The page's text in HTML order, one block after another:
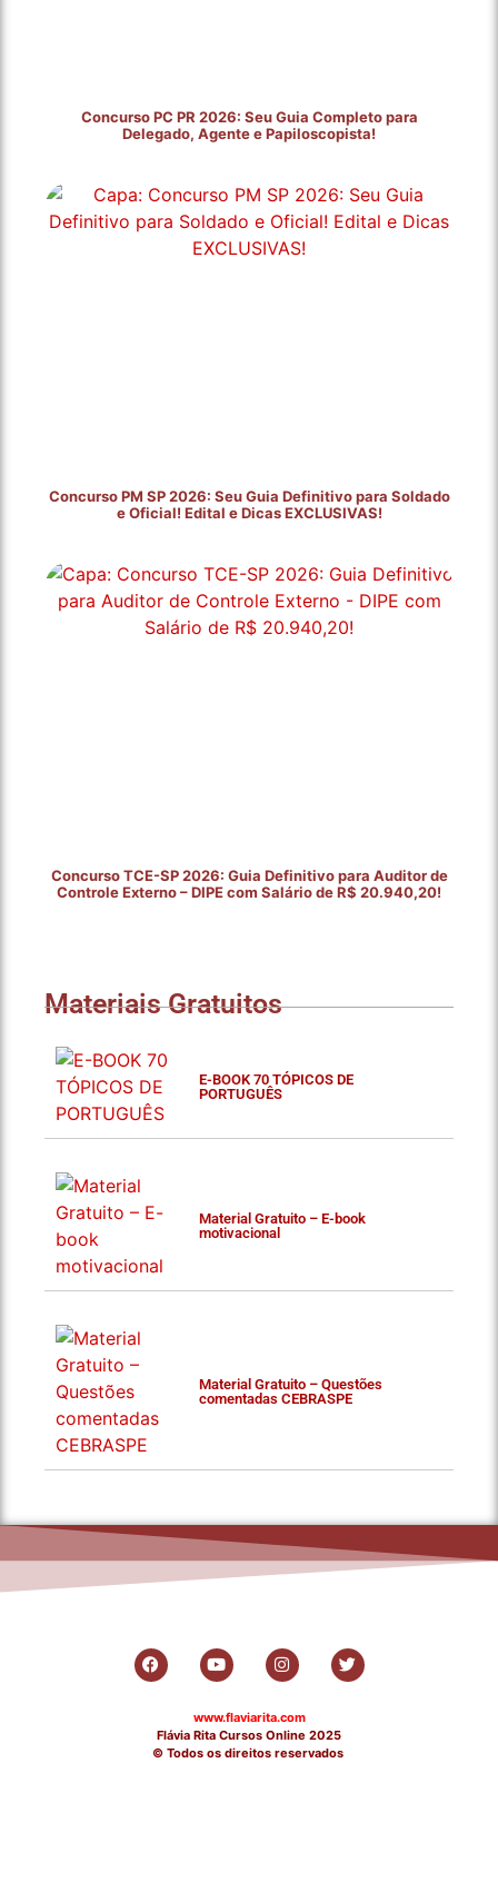
Concurso PC PR 2026: Seu Guia Completo para
Delegado, Agente e Papiloscopista!
Concurso PM SP 2026: Seu Guia Definitivo para Soldado
e Oficial! Edital e Dicas EXCLUSIVAS!
Concurso TCE-SP 2026: Guia Definitivo para Auditor de
Controle Externo – DIPE com Salário de R$ 20.940,20!
Materiais Gratuitos
E-BOOK 70 TÓPICOS DE
PORTUGUÊS
Material Gratuito – E-book
motivacional
Material Gratuito – Questões
comentadas CEBRASPE
www.flaviarita.com
Flávia Rita Cursos Online 2025
© Todos os direitos reservados